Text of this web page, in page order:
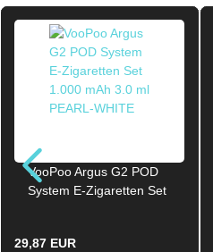
VooPoo Argus G2 POD
System E-Zigaretten Set
29,87 EUR